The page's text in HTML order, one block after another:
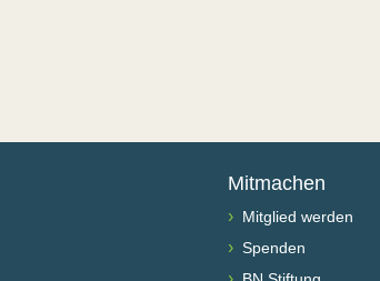
Mitmachen
› Mitglied werden
› Spenden